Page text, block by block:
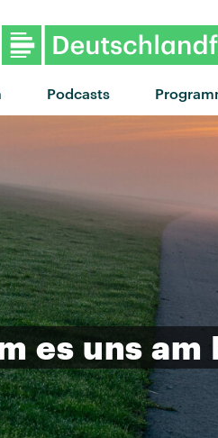
Podcasts
es uns am